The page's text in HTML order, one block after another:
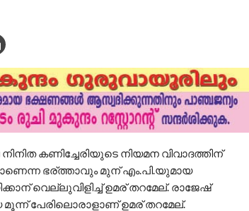
കണിച്ചേരിയുടെ നിയമന വിവാദത്തിന്
ഭര്ത്താവും മുന് എം.പി.യുമായ
വെല്ലുവിളിച്ച് ഉമര് തറമേല്. രാജേഷ്
പേരിലൊരാളാണ് ഉമര് തറമേല്.